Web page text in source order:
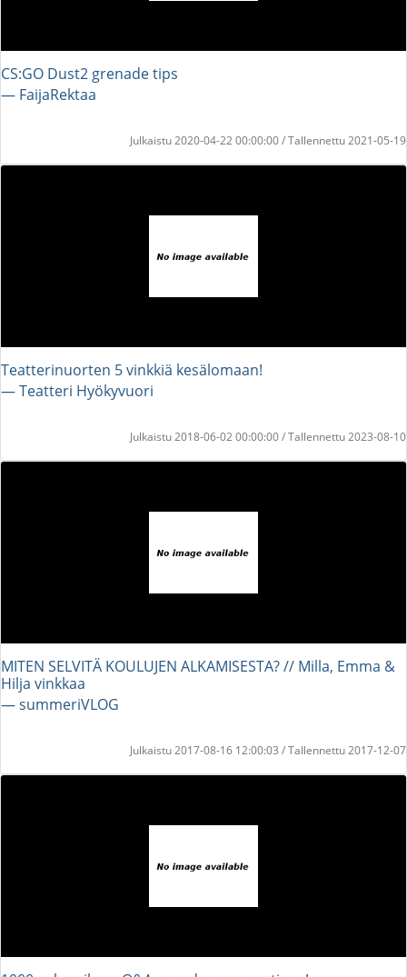
CS:GO Dust2 grenade tips
― FaijaRektaa
Julkaistu 2020-04-22 00:00:00 / Tallennettu 2021-05-19
Teatterinuorten 5 vinkkiä kesälomaan!
― Teatteri Hyökyvuori
Julkaistu 2018-06-02 00:00:00 / Tallennettu 2023-08-10
MITEN SELVITÄ KOULUJEN ALKAMISESTA? // Milla, Emma &
Hilja vinkkaa
― summeriVLOG
Julkaistu 2017-08-16 12:00:03 / Tallennettu 2017-12-07